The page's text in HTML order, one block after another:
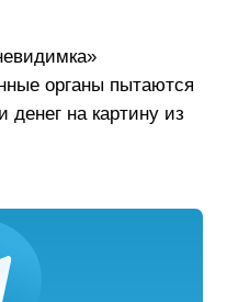
органы пытаются
денег на картину из